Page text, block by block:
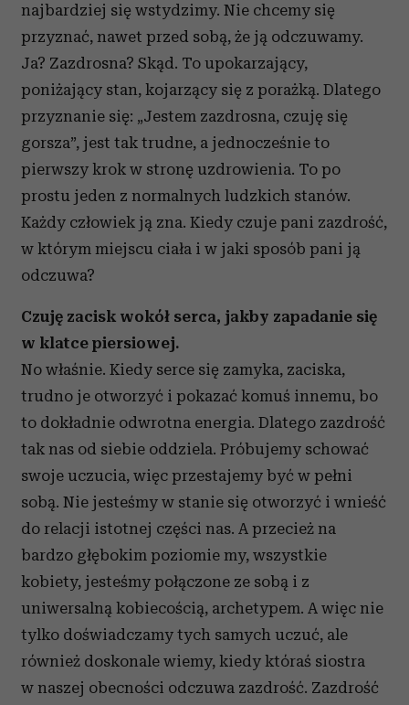
najbardziej się wstydzimy. Nie chcemy się
przyznać, nawet przed sobą, że ją odczuwamy.
Ja? Zazdrosna? Skąd. To upokarzający,
poniżający stan, kojarzący się z porażką. Dlatego
przyznanie się: „Jestem zazdrosna, czuję się
gorsza”, jest tak trudne, a jednocześnie to
pierwszy krok w stronę uzdrowienia. To po
prostu jeden z normalnych ludzkich stanów.
Każdy człowiek ją zna. Kiedy czuje pani zazdrość,
w którym miejscu ciała i w jaki sposób pani ją
odczuwa?
Czuję zacisk wokół serca, jakby zapadanie się
w klatce piersiowej.
No właśnie. Kiedy serce się zamyka, zaciska,
trudno je otworzyć i pokazać komuś innemu, bo
to dokładnie odwrotna energia. Dlatego zazdrość
tak nas od siebie oddziela. Próbujemy schować
swoje uczucia, więc przestajemy być w pełni
sobą. Nie jesteśmy w stanie się otworzyć i wnieść
do relacji istotnej części nas. A przecież na
bardzo głębokim poziomie my, wszystkie
kobiety, jesteśmy połączone ze sobą i z
uniwersalną kobiecością, archetypem. A więc nie
tylko doświadczamy tych samych uczuć, ale
również doskonale wiemy, kiedy któraś siostra
w naszej obecności odczuwa zazdrość. Zazdrość